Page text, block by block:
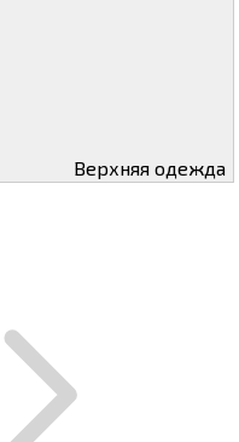
Верхняя одежда